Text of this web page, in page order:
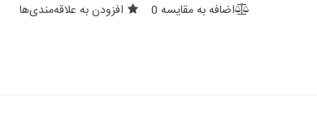
اضافه به مقایسه 0 افزودن به علاقه‌مندی‌ها